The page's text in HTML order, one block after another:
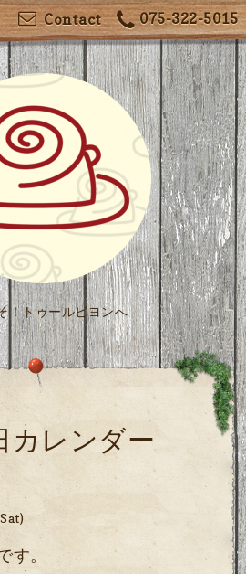
075-322-5015
Contact
！トゥールビヨンへ
カレンダー
す。